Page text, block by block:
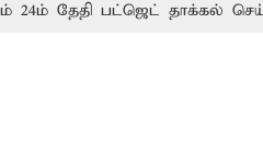
பட்ஜெட் தாக்கல் செய்கிறார்